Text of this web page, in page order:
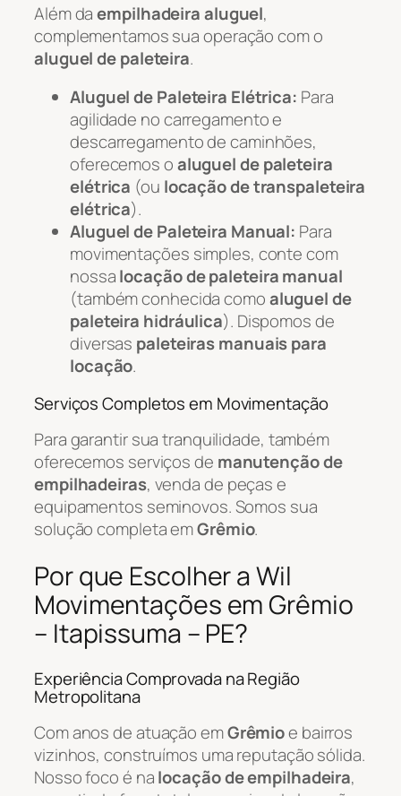
Além daempilhadeira aluguel,
complementamos sua operação com o
aluguel de paleteira.
Aluguel de Paleteira Elétrica: Para
agilidade no carregamento e
descarregamento de caminhões,
oferecemos oaluguel de paleteira
elétrica (ou locação de transpaleteira
elétrica).
Aluguel de Paleteira Manual: Para
movimentações simples, conte com
nossalocação de paleteira manual
(também conhecida comoaluguel de
paleteira hidráulica). Dispomos de
diversas paleteiras manuais para
locação.
Serviços Completos em Movimentação
Para garantir sua tranquilidade, também
oferecemos serviços de manutenção de
empilhadeiras, venda de peças e
equipamentos seminovos. Somos sua
solução completa emGrêmio.
Por que Escolher a Wil
Movimentações em Grêmio
– Itapissuma – PE?
Experiência Comprovada na Região
Metropolitana
Com anos de atuação emGrêmioe bairros
vizinhos, construímos uma reputação sólida.
Nosso foco é nalocação de empilhadeira,